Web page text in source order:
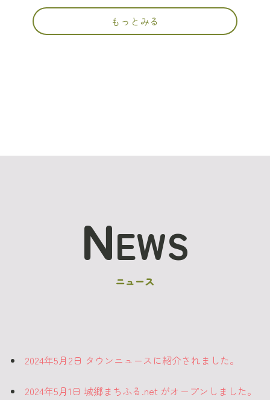
もっとみる
NEWS
ニュース
2024年5月2日 タウンニュースに紹介されました。
2024年5月1日 城郷まちふる.net がオープンしました。